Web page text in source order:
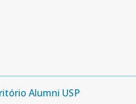
Alumni USP